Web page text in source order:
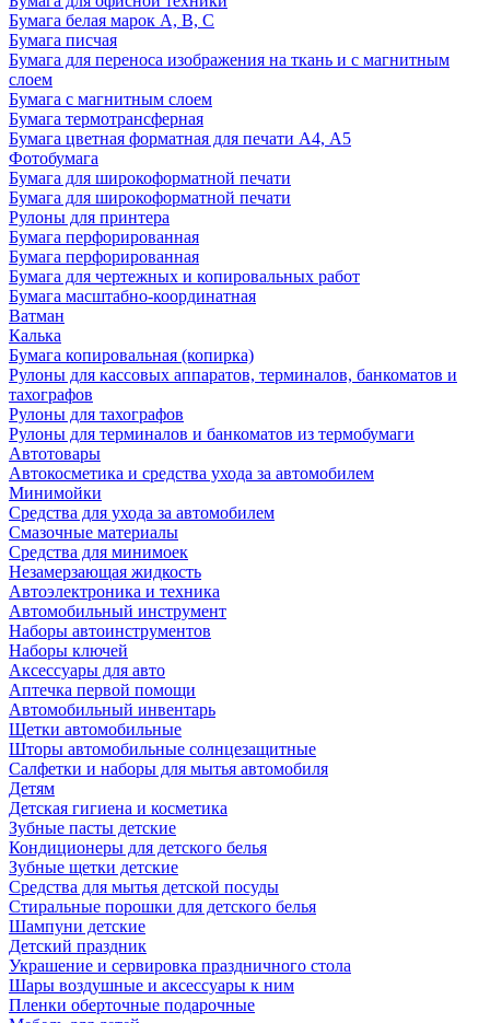
Бумага белая марок А, В, С
Бумага писчая
Бумага для переноса изображения на ткань и с магнитным
слоем
Бумага с магнитным слоем
Бумага термотрансферная
Бумага цветная форматная для печати А4, А5
Фотобумага
Бумага для широкоформатной печати
Бумага для широкоформатной печати
Рулоны для принтера
Бумага перфорированная
Бумага перфорированная
Бумага для чертежных и копировальных работ
Бумага масштабно-координатная
Ватман
Калька
Бумага копировальная (копирка)
Рулоны для кассовых аппаратов, терминалов, банкоматов и
тахографов
Рулоны для тахографов
Рулоны для терминалов и банкоматов из термобумаги
Автотовары
Автокосметика и средства ухода за автомобилем
Минимойки
Средства для ухода за автомобилем
Смазочные материалы
Средства для минимоек
Незамерзающая жидкость
Автоэлектроника и техника
Автомобильный инструмент
Наборы автоинструментов
Наборы ключей
Аксессуары для авто
Аптечка первой помощи
Автомобильный инвентарь
Щетки автомобильные
Шторы автомобильные солнцезащитные
Салфетки и наборы для мытья автомобиля
Детям
Детская гигиена и косметика
Зубные пасты детские
Кондиционеры для детского белья
Зубные щетки детские
Средства для мытья детской посуды
Стиральные порошки для детского белья
Шампуни детские
Детский праздник
Украшение и сервировка праздничного стола
Шары воздушные и аксессуары к ним
Пленки оберточные подарочные